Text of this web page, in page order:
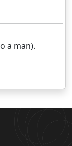
a man).